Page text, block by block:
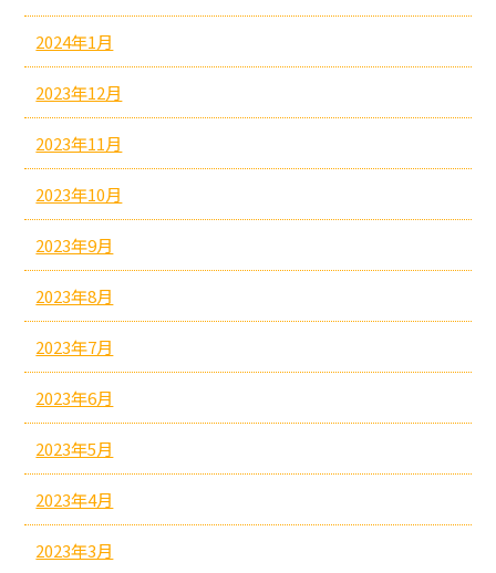
2024年1月
2023年12月
2023年11月
2023年10月
2023年9月
2023年8月
2023年7月
2023年6月
2023年5月
2023年4月
2023年3月